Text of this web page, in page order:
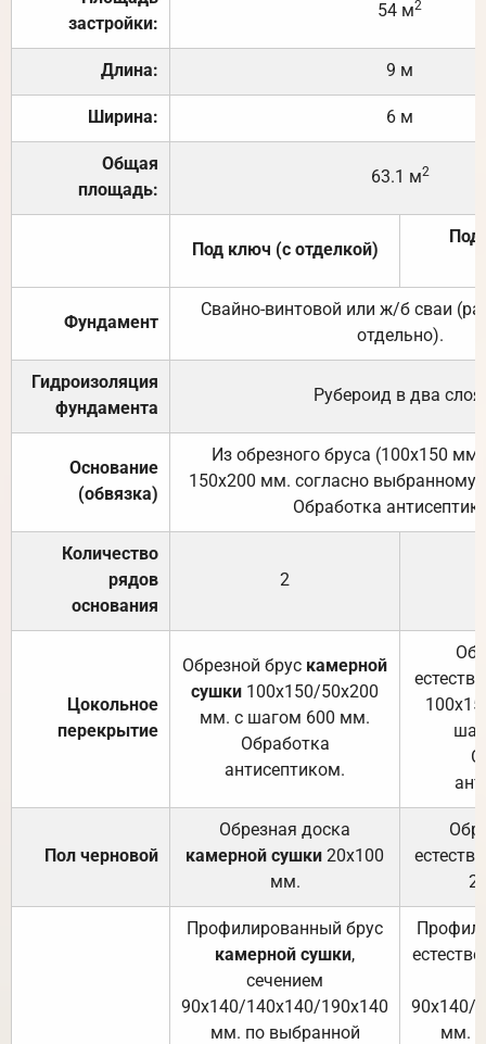
застройки:
54 м2
Длина: 9 м
Ширина: 6 м
Общая
площадь:
63.1 м2
Под ключ (с отделкой)
Под
Фундамент
Свайно-винтовой или ж/б сваи
отдельно).
Гидроизоляция
фундамента
Рубероид в два слоя.
Основание
(обвязка)
Из обрезного бруса (100х150
150х200 мм. согласно выбранному
Обработка
Количество
рядов
основания
2
Цокольное
перекрытие
Обрезной брус камерной
сушки 100х150/50х200
мм. с шагом 600 мм.
Обработка
антисептиком.
Пол черновой
Обрезная доска
камерной сушки 20х100
мм.
Профилированный брус
камерной сушки,
сечением
90х140/140х140/190х140
мм. по выбранной
90х140/
мм.